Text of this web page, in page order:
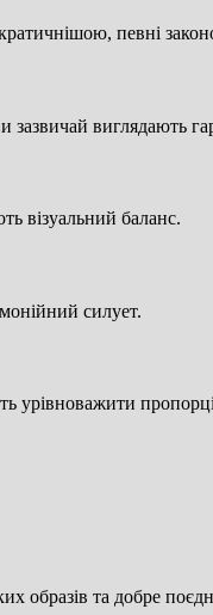
певні
зазвичай виглядають
візуальний баланс.
силует.
образів та добре